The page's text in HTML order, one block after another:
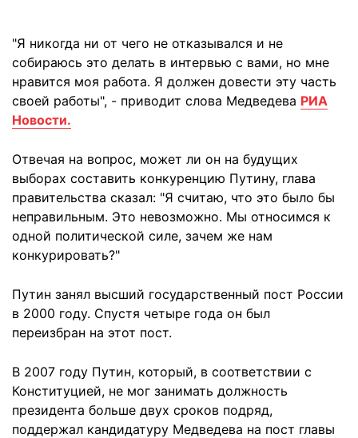
"Я никогда ни от чего не отказывался и не
собираюсь это делать в интервью с вами, но мне
нравится моя работа. Я должен довести эту часть
своей работы", - приводит слова Медведева РИА
Новости.
Отвечая на вопрос, может ли он на будущих
выборах составить конкуренцию Путину, глава
правительства сказал: "Я считаю, что это было бы
неправильным. Это невозможно. Мы относимся к
одной политической силе, зачем же нам
конкурировать?"
Путин занял высший государственный пост России
в 2000 году. Спустя четыре года он был
переизбран на этот пост.
В 2007 году Путин, который, в соответствии с
Конституцией, не мог занимать должность
президента больше двух сроков подряд,
поддержал кандидатуру Медведева на пост главы